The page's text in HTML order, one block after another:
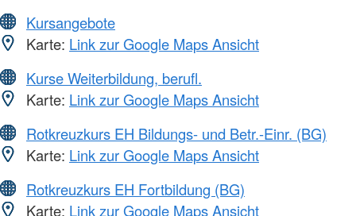
Kursangebote
Karte: Link zur Google Maps Ansicht
Kurse Weiterbildung, berufl.
Karte: Link zur Google Maps Ansicht
Rotkreuzkurs EH Bildungs- und Betr.-Einr. (BG)
Karte: Link zur Google Maps Ansicht
Rotkreuzkurs EH Fortbildung (BG)
Karte: Link zur Google Maps Ansicht